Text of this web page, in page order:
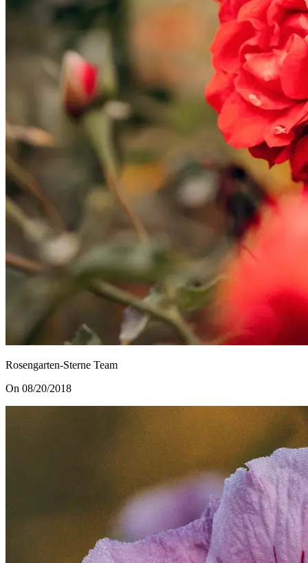
Rosengarten-Sterne Team
On 08/20/2018